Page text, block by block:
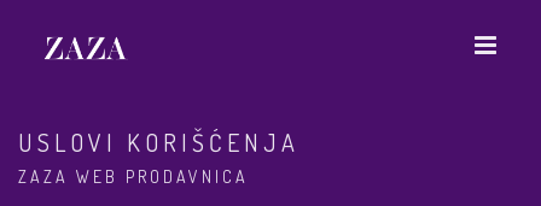
USLOVI KORIŠĆENJA
ZAZA WEB PRODAVNICA